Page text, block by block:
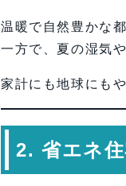
温暖で自然豊かな
一方で、夏の湿気
家計にも地球にも
2. 省エネ